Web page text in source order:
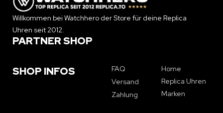
Willkommen bei Watchhero der Store für deine Replica
Uhren seit 2012.
PARTNER SHOP
SHOP INFOS
FAQ
Versand
Zahlung
Home
Replica Uhren
Marken